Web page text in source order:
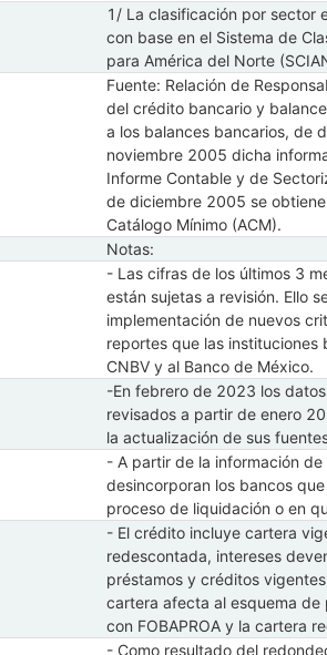
1/ La clasificación por sector
con base en el Sistema de
para América del Norte
Fuente: Relación de
del crédito bancario y
a los balances bancarios, de
noviembre 2005 dicha
Informe Contable y de
de diciembre 2005 se
Catálogo Mínimo (ACM).
Notas:
- Las cifras de los últimos 3
están sujetas a revisión. Ello
implementación de nuevos
reportes que las instituciones
CNBV y al Banco de México.
-En febrero de 2023 los
revisados a partir de enero
la actualización de sus
- A partir de la información
desincorporan los bancos
proceso de liquidación o en
- El crédito incluye cartera
redescontada, intereses
préstamos y créditos
cartera afecta al esquema
con FOBAPROA y la cartera
- Como resultado del